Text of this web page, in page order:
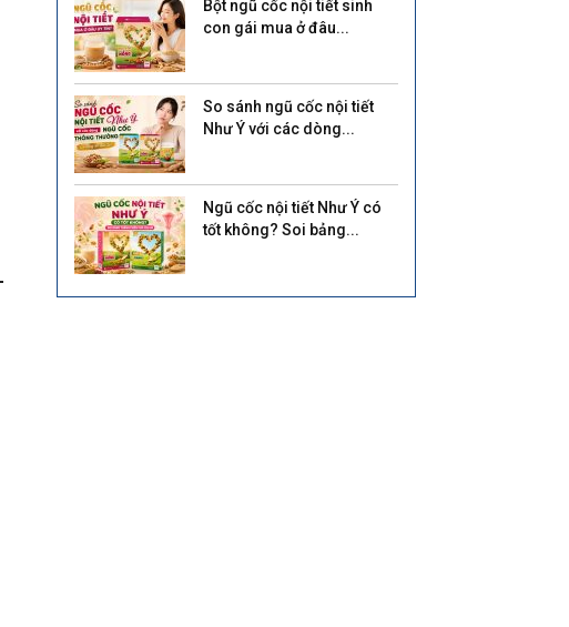
Bột ngũ cốc nội tiết sinh
con gái mua ở đâu...
So sánh ngũ cốc nội tiết
Như Ý với các dòng...
Ngũ cốc nội tiết Như Ý có
tốt không? Soi bảng...